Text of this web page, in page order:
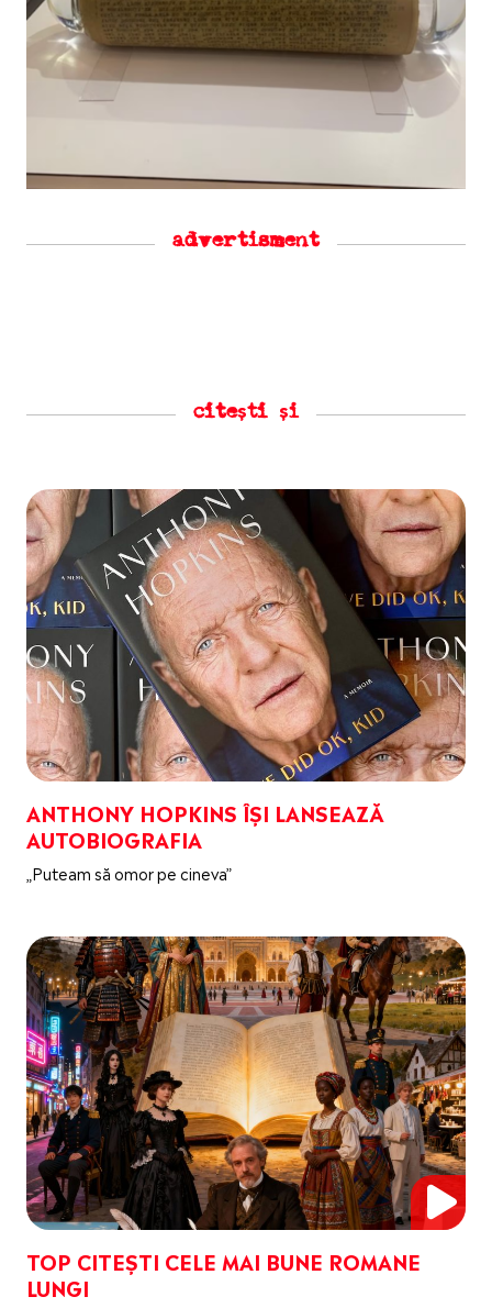
advertisment
citești și
ANTHONY HOPKINS ÎȘI LANSEAZĂ
AUTOBIOGRAFIA
„Puteam să omor pe cineva”
TOP CITEȘTI CELE MAI BUNE ROMANE
LUNGI